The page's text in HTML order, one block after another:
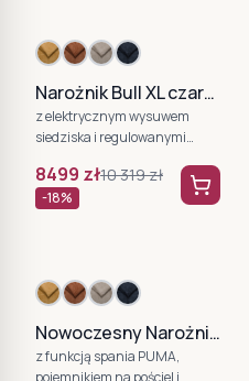
Narożnik Bull XL czarny
z elektrycznym wysuwem
siedziska i regulowanymi
8499 zł10 319zł
-18%
Nowoczesny Narożnik Caldo XL z funkcją spania
z funkcją spania PUMA,
pojemnikiem na pościel i